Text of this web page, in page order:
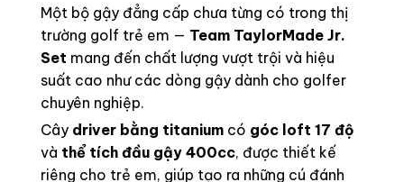
Một bộ gậy đẳng cấp chưa từng có trong thị
trường golf trẻ em — Team TaylorMade Jr.
Set mang đến chất lượng vượt trội và hiệu
suất cao như các dòng gậy dành cho golfer
chuyên nghiệp.
Cây driver bằng titanium có góc loft 17 độ
và thể tích đầu gậy 400cc, được thiết kế
riêng cho trẻ em, giúp tạo ra những cú đánh